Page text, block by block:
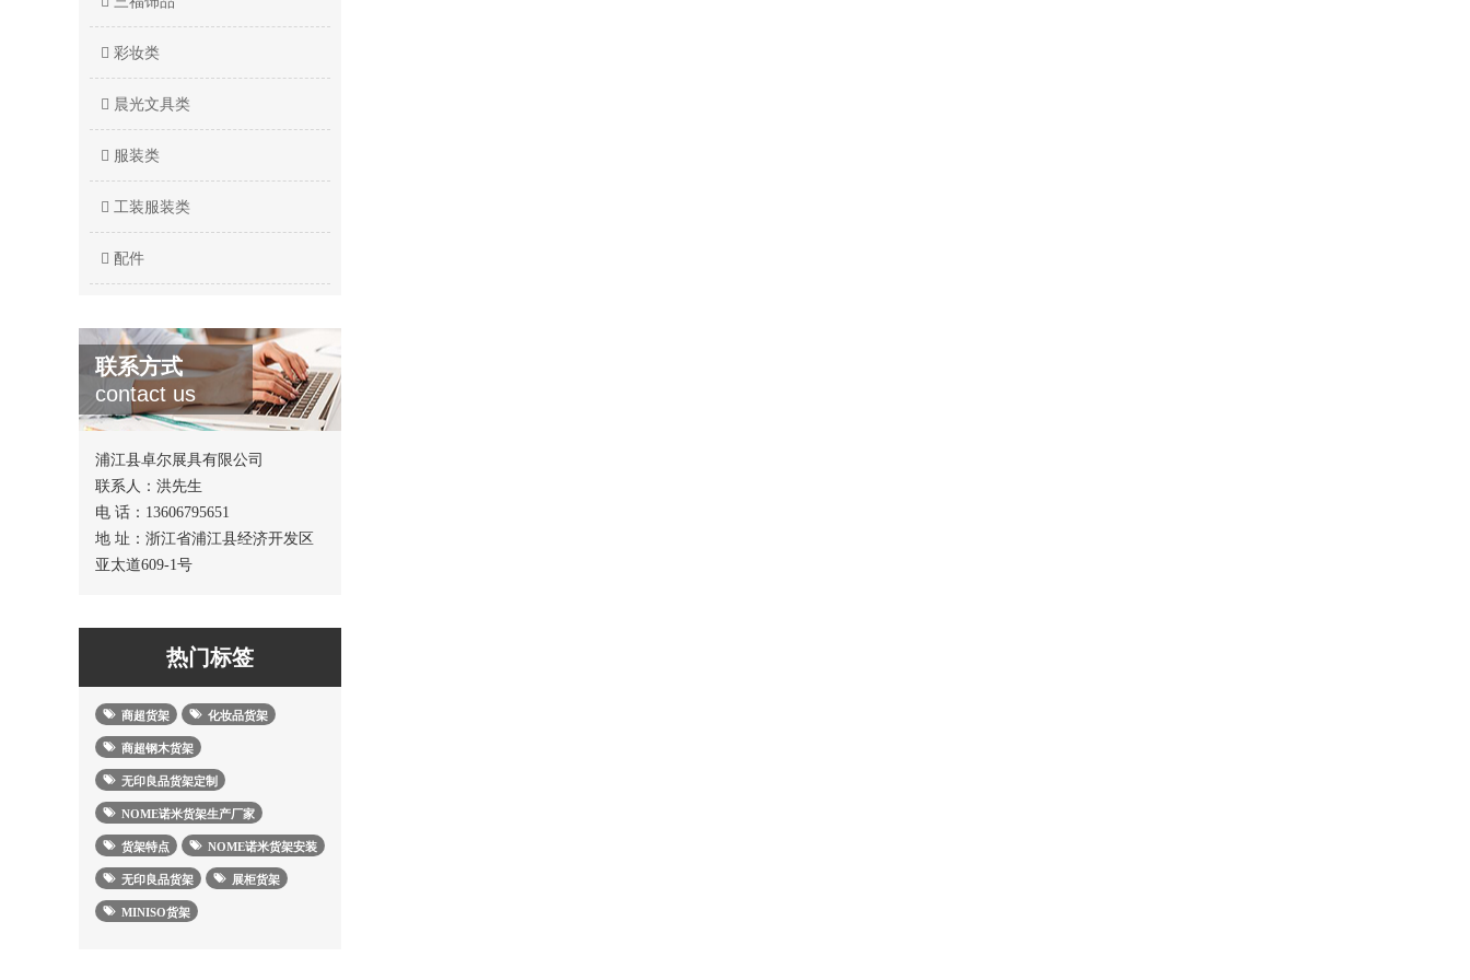
彩妆类
晨光文具类
服装类
工装服装类
配件
联系方式
contact us
浦江县卓尔展具有限公司
联系人：洪先生
电 话：13606795651
地 址：浙江省浦江县经济开发区
亚太道609-1号
热门标签
商超货架 化妆品货架
商超钢木货架
无印良品货架定制
NOME诺米货架生产厂家
货架特点 NOME诺米货架安装
无印良品货架 展柜货架
MINISO货架